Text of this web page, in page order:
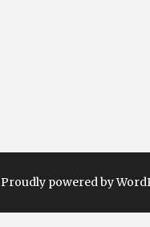
Proudly powered by